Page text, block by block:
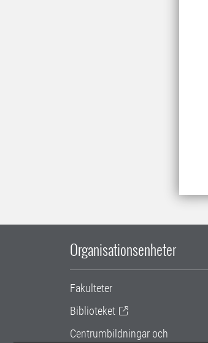
Organisationsenheter
Fakulteter
Biblioteket
Centrumbildningar och